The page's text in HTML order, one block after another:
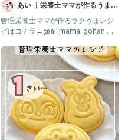
あい ︴栄養士ママが作るうまう
ま離乳食
管理栄養士ママが作るラクうまレシ
ピはコチラ→@ai_mama_gohan 離